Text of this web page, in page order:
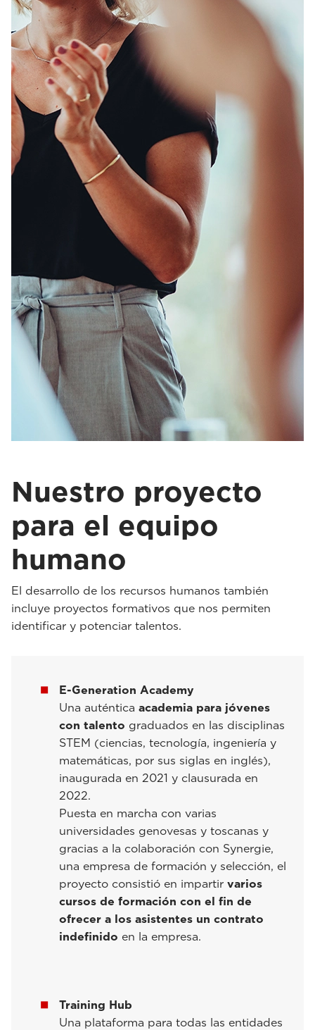
Nuestro proyecto
para el equipo
humano
El desarrollo de los recursos humanos también
incluye proyectos formativos que nos permiten
identificar y potenciar talentos.
E-Generation Academy
Una auténtica academia para jóvenes
con talento graduados en las disciplinas
STEM (ciencias, tecnología, ingeniería y
matemáticas, por sus siglas en inglés),
inaugurada en 2021 y clausurada en
2022.
Puesta en marcha con varias
universidades genovesas y toscanas y
gracias a la colaboración con Synergie,
una empresa de formación y selección, el
proyecto consistió en impartir varios
cursos de formación con el fin de
ofrecer a los asistentes un contrato
indefinido en la empresa.
Training Hub
Una plataforma para todas las entidades